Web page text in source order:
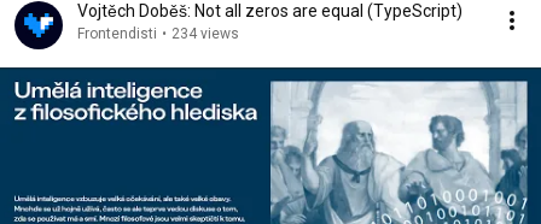
Vojtěch Doběš: Not all zeros are equal (TypeScript)
Frontendisti • 234 views